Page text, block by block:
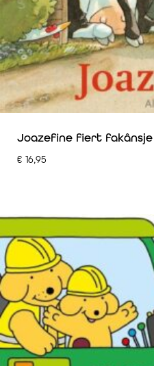
Joazefine fiert fakânsje
€ 16,95